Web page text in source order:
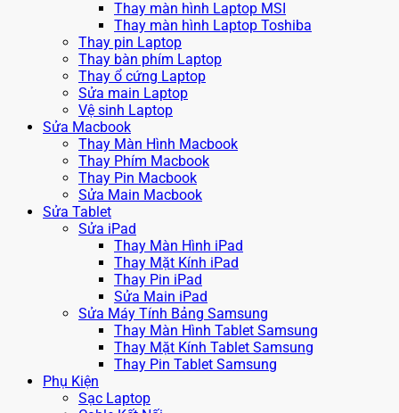
Thay màn hình Laptop MSI
Thay màn hình Laptop Toshiba
Thay pin Laptop
Thay bàn phím Laptop
Thay ổ cứng Laptop
Sửa main Laptop
Vệ sinh Laptop
Sửa Macbook
Thay Màn Hình Macbook
Thay Phím Macbook
Thay Pin Macbook
Sửa Main Macbook
Sửa Tablet
Sửa iPad
Thay Màn Hình iPad
Thay Mặt Kính iPad
Thay Pin iPad
Sửa Main iPad
Sửa Máy Tính Bảng Samsung
Thay Màn Hình Tablet Samsung
Thay Mặt Kính Tablet Samsung
Thay Pin Tablet Samsung
Phụ Kiện
Sạc Laptop